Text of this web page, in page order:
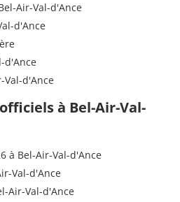
Air-Val-d'Ance
d'Ance
d'Ance
Val-d'Ance
à Bel-Air-Val-
à Bel-Air-Val-d'Ance
Val-d'Ance
Air-Val-d'Ance